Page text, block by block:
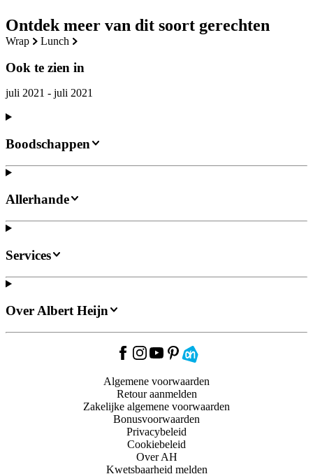
Ontdek meer van dit soort gerechten
wrap lunch
Ook te zien in
juli 2021 - juli 2021
Boodschappen
Allerhande
Services
Over Albert Heijn
Algemene voorwaarden
Retour aanmelden
Zakelijke algemene voorwaarden
Bonusvoorwaarden
Privacybeleid
Cookiebeleid
Over AH
Kwetsbaarheid melden